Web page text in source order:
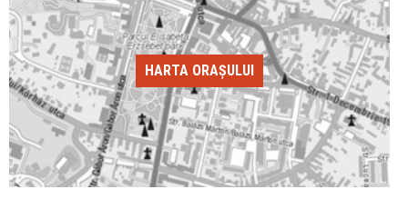
HARTA ORAȘULUI